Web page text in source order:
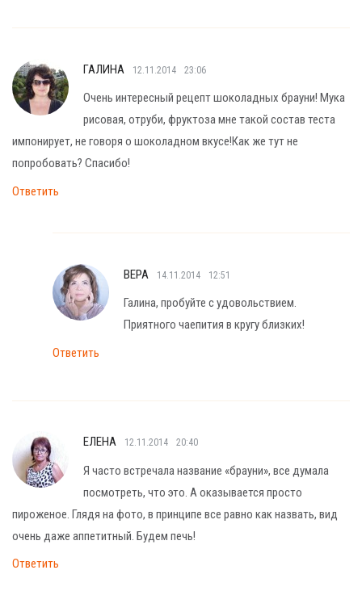
ГАЛИНА 12.11.2014 23:06
Очень интересный рецепт шоколадных брауни! Мука
рисовая, отруби, фруктоза мне такой состав теста
импонирует, не говоря о шоколадном вкусе!Как же тут не
попробовать? Спасибо!
Ответить
ВЕРА 14.11.2014 12:51
Галина, пробуйте с удовольствием.
Приятного чаепития в кругу близких!
Ответить
ЕЛЕНА 12.11.2014 20:40
Я часто встречала название «брауни», все думала
посмотреть, что это. А оказывается просто
пироженое. Глядя на фото, в принципе все равно как назвать, вид
очень даже аппетитный. Будем печь!
Ответить